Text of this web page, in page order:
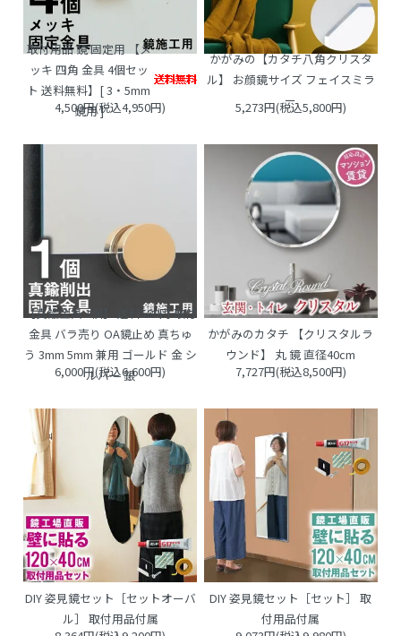
取付用品 鏡 固定用 【メ
ッキ 四角 金具 4個セッ
ト 送料無料】[ 3・5mm
鏡用 ]
4,500円(税込4,950円)
かがみの【カタチ八角クリスタ
ル】 お顔鏡サイズ フェイスミラ
ー
5,273円(税込5,800円)
【真鍮金具 1個】 送料580円 取付
金具 バラ売り OA鏡止め 真ちゅ
う 3mm 5mm 兼用 ゴールド 金 シ
ルバー 銀
6,000円(税込6,600円)
かがみのカタチ 【クリスタルラ
ウンド】 丸 鏡 直径40cm
7,727円(税込8,500円)
DIY 姿見鏡セット［セットオーバ
ル］ 取付用品付属
DIY 姿見鏡セット［セット］ 取
付用品付属